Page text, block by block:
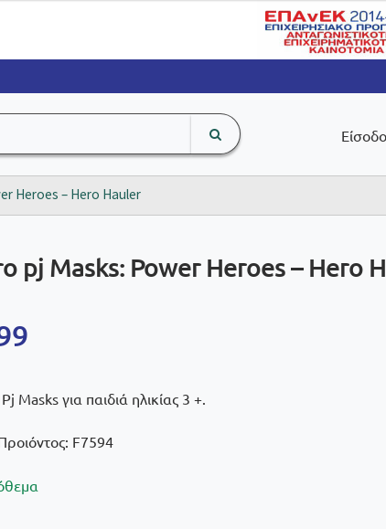
search
input
Heroes – Hero Hauler
pj Masks: Power Heroes – Hero
Masks για παιδιά ηλικίας 3 +.
F7594